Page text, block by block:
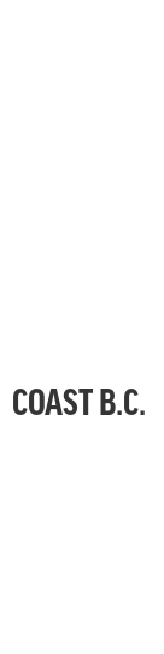
COAST B.C.